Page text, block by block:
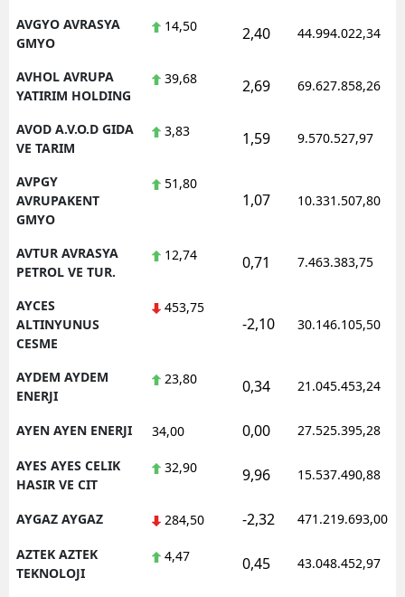
AVGYO AVRASYA
GMYO
14,50 2,40 44.994.022,34
AVHOL AVRUPA
YATIRIM HOLDING
39,68 2,69 69.627.858,26
AVOD A.V.O.D GIDA
VE TARIM
3,83 1,59 9.570.527,97
AVPGY
AVRUPAKENT
GMYO
51,80
1,07 10.331.507,80
AVTUR AVRASYA
PETROL VE TUR.
12,74 0,71 7.463.383,75
AYCES
ALTINYUNUS
CESME
453,75
-2,10 30.146.105,50
AYDEM AYDEM
ENERJI
23,80 0,34 21.045.453,24
AYEN AYEN ENERJI 34,00 0,00 27.525.395,28
AYES AYES CELIK
HASIR VE CIT
32,90 9,96 15.537.490,88
AYGAZ AYGAZ 284,50 -2,32 471.219.693,00
AZTEK AZTEK
TEKNOLOJI
4,47 0,45 43.048.452,97